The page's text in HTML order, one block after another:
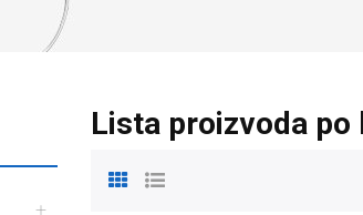
Lista proizvoda po